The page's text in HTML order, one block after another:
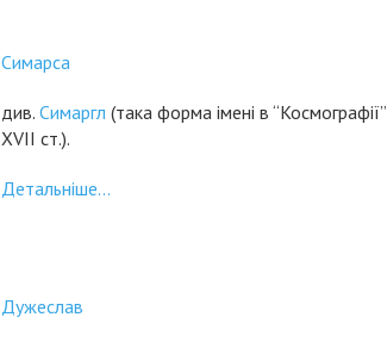
Симарса
див. Симаргл (така форма імені в “Космографії”
ХVІІ ст.).
Детальніше...
Дужеслав